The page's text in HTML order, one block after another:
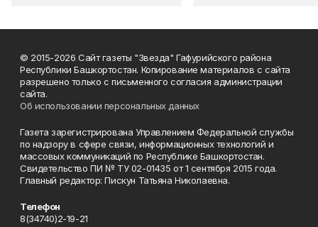
© 2015-2026 Сайт газеты "Звезда" Гафурийского района
Республики Башкортостан. Копирование материалов с сайта
разрешено только с письменного согласия администрации
сайта.
Об использовании персональных данных
Газета зарегистрирована Управлением Федеральной службы
по надзору в сфере связи, информационных технологий и
массовых коммуникаций по Республике Башкортостан.
Свидетельство ПИ № ТУ 02-01435 от 1 сентября 2015 года.
Главный редактор: Пискун Татьяна Николаевна.
Телефон
8(34740)2-19-21